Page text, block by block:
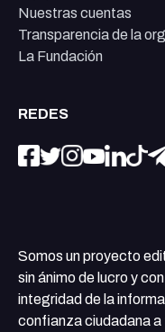
Nuestras cuentas
Transparencia de la
La Fundación
REDES
Somos un proyecto
sin ánimo de lucro y
integridad de la
confianza ciudadana